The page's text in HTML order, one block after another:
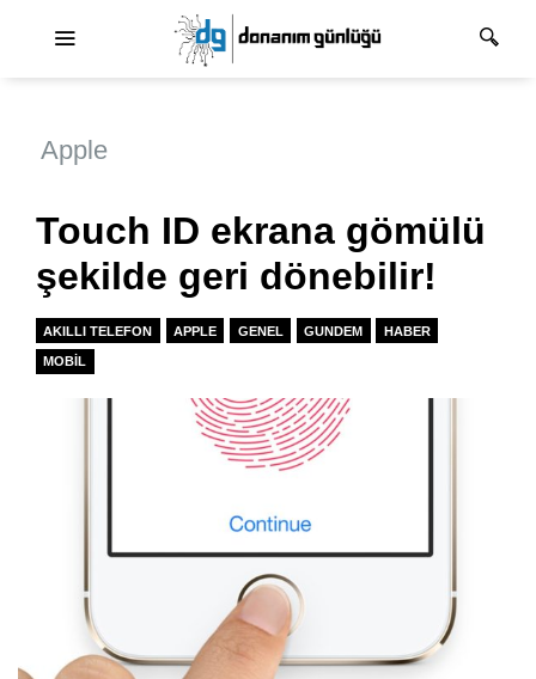
Apple
Touch ID ekrana gömülü
şekilde geri dönebilir!
AKILLI TELEFON APPLE GENEL GUNDEM HABER
MOBIL